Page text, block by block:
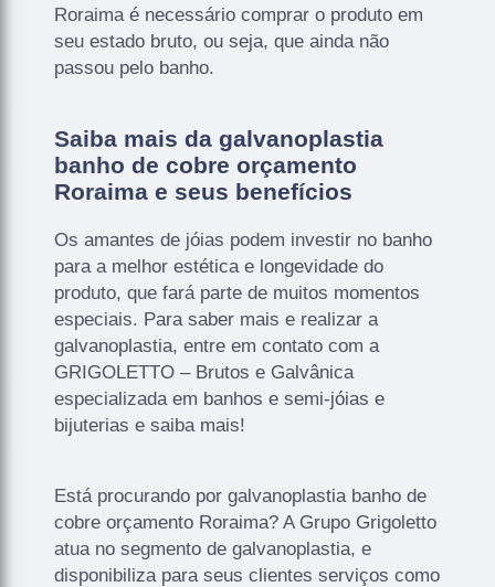
Roraima é necessário comprar o produto em
seu estado bruto, ou seja, que ainda não
passou pelo banho.
Saiba mais da galvanoplastia
banho de cobre orçamento
Roraima e seus benefícios
Os amantes de jóias podem investir no banho
para a melhor estética e longevidade do
produto, que fará parte de muitos momentos
especiais. Para saber mais e realizar a
galvanoplastia, entre em contato com a
GRIGOLETTO – Brutos e Galvânica
especializada em banhos e semi-jóias e
bijuterias e saiba mais!
Está procurando por galvanoplastia banho de
cobre orçamento Roraima? A Grupo Grigoletto
atua no segmento de galvanoplastia, e
disponibiliza para seus clientes serviços como